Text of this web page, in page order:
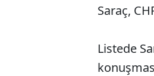
Saraç,
Listede